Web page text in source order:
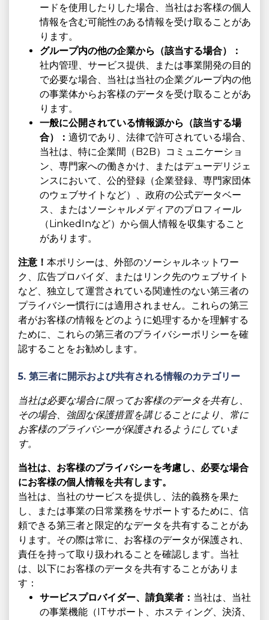
ードを使用したりした場合、当社はお客様の個人
情報を含む可能性のある情報を受け取ることがあ
ります。
グループ内の他の企業から（該当する場合）：
社内管理、サービス提供、または事業開発の目的
で必要な場合、当社は当社の企業グループ内の他
の事業体からお客様のデータを受け取ることがあ
ります。
一般に公開されている情報源から（該当する場
合）： 適切であり、法律で許可されている場合、
当社は、特に企業間（B2B）コミュニケーショ
ン、専門家への働きかけ、またはデューデリジェ
ンスにおいて、公的登録（企業登録、専門家団体
のウェブサイトなど）、政府の公式データベー
ス、またはソーシャルメディアのプロフィール
（LinkedInなど）から個人情報を収集すること
があります。
注意！ 本ポリシーは、外部のソーシャルネットワー
ク、広告プロバイダ、またはリンク先のウェブサイト
など、独立して運営されている関連性のない第三者の
プライバシー慣行には適用されません。これらの第三
者がお客様の情報をどのように処理するかを理解する
ために、これらの第三者のプライバシーポリシーを確
認することをお勧めします。
5. 第三者に開示および共有される情報のカテゴリー
当社は必要な場合に限ってお客様のデータを共有し、
その場合、強固な保護措置を講じることにより、常に
お客様のプライバシーが保護されるようにしていま
す。
当社は、お客様のプライバシーを考慮し、必要な場合
にお客様の個人情報を共有します。
当社は、当社のサービスを提供し、法的義務を果た
し、または事業の日常業務をサポートするために、信
頼できる第三者と限定的なデータを共有することがあ
ります。その際は常に、お客様のデータが保護され、
責任を持って取り扱われることを確認します。当社
は、以下にお客様のデータを共有することがありま
す：
サービスプロバイダー、請負業者： 当社は、当社
の事業機能（ITサポート、ホスティング、決済、